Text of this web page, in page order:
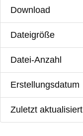
Download
Dateigröße
Datei-Anzahl
Erstellungsdatum
Zuletzt aktualisiert